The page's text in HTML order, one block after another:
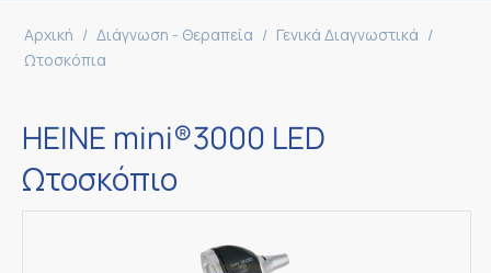
Αρχική / Διάγνωση - Θεραπεία / Γενικά Διαγνωστικά /
Ωτοσκόπια
HEINE mini®3000 LED
Ωτοσκόπιο